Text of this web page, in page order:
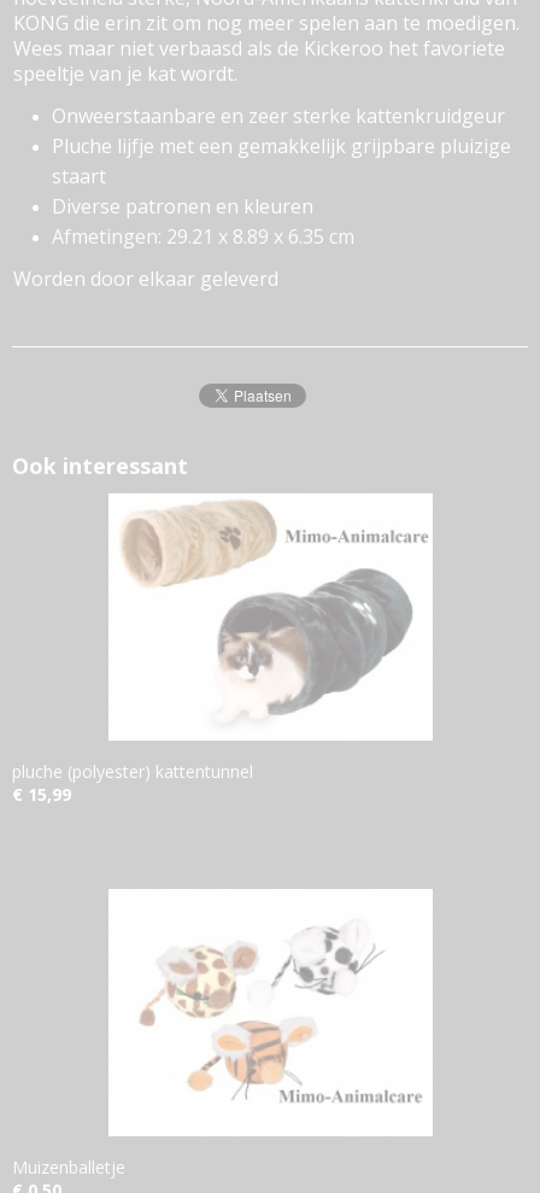
KONG die erin zit om nog meer spelen aan te moedigen.
Wees maar niet verbaasd als de Kickeroo het favoriete
speeltje van je kat wordt.
Onweerstaanbare en zeer sterke kattenkruidgeur
Pluche lijfje met een gemakkelijk grijpbare pluizige
staart
Diverse patronen en kleuren
Afmetingen: 29.21 x 8.89 x 6.35 cm
Worden door elkaar geleverd
Ook interessant
pluche (polyester) kattentunnel
€ 15,99
Muizenballetje